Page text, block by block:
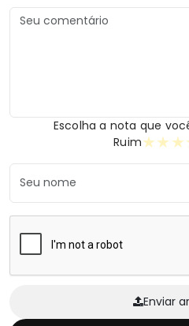
Escolha a nota que
Ruim
★
★
★
Enviar